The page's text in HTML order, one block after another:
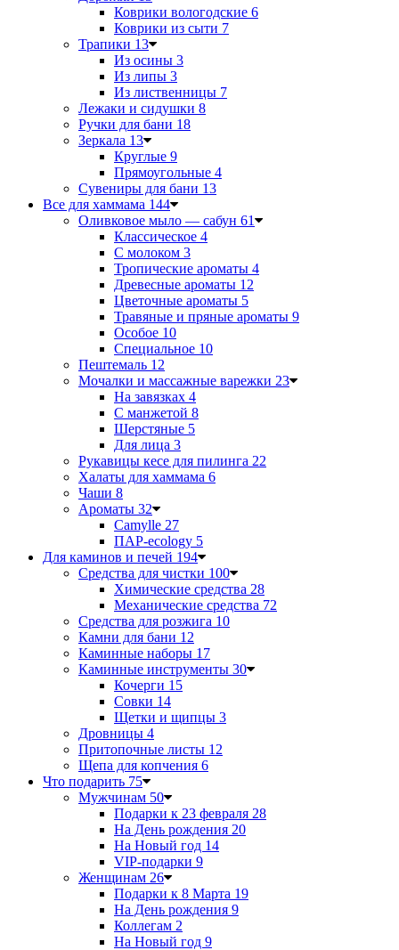
Коврики вологодские 6
Коврики из сыти 7
Трапики 13
Из осины 3
Из липы 3
Из лиственницы 7
Лежаки и сидушки 8
Ручки для бани 18
Зеркала 13
Круглые 9
Прямоугольные 4
Сувениры для бани 13
Все для хаммама 144
Оливковое мыло — сабун 61
Классическое 4
С молоком 3
Тропические ароматы 4
Древесные ароматы 12
Цветочные ароматы 5
Травяные и пряные ароматы 9
Особое 10
Специальное 10
Пештемаль 12
Мочалки и массажные варежки 23
На завязках 4
С манжетой 8
Шерстяные 5
Для лица 3
Рукавицы кесе для пилинга 22
Халаты для хаммама 6
Чаши 8
Ароматы 32
Camylle 27
ПАР-ecology 5
Для каминов и печей 194
Средства для чистки 100
Химические средства 28
Механические средства 72
Средства для розжига 10
Камни для бани 12
Каминные наборы 17
Каминные инструменты 30
Кочерги 15
Совки 14
Щетки и щипцы 3
Дровницы 4
Притопочные листы 12
Щепа для копчения 6
Что подарить 75
Мужчинам 50
Подарки к 23 февраля 28
На День рождения 20
На Новый год 14
VIP-подарки 9
Женщинам 26
Подарки к 8 Марта 19
На День рождения 9
Коллегам 2
На Новый год 9